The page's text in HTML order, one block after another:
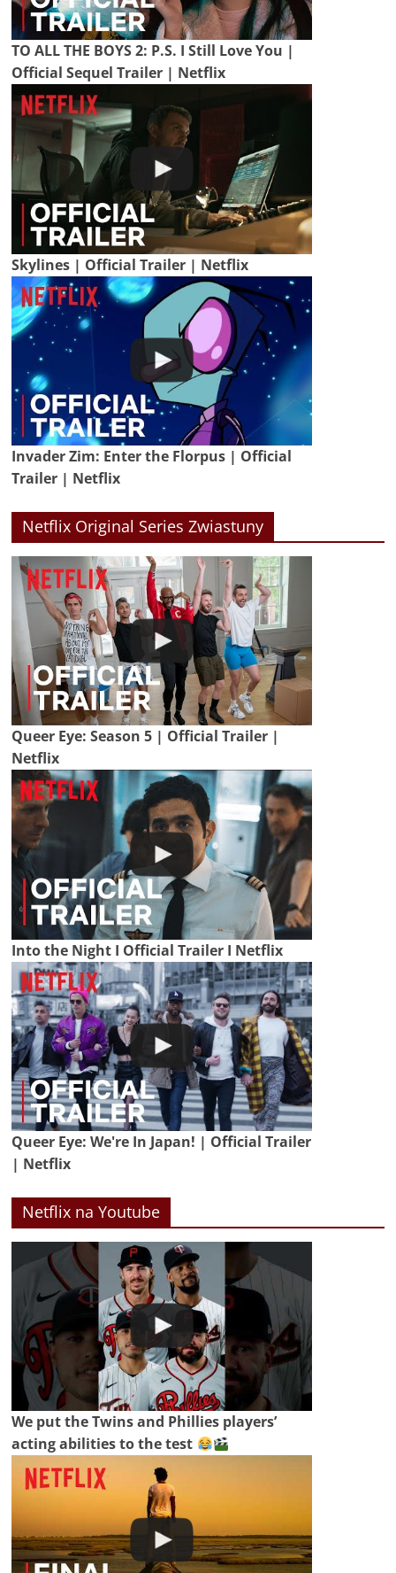
TO ALL THE BOYS 2: P.S. I Still Love You |
Official Sequel Trailer | Netflix
Skylines | Official Trailer | Netflix
Invader Zim: Enter the Florpus | Official
Trailer | Netflix
Netflix Original Series Zwiastuny
Queer Eye: Season 5 | Official Trailer |
Netflix
Into the Night I Official Trailer I Netflix
Queer Eye: We're In Japan! | Official Trailer
| Netflix
Netflix na Youtube
We put the Twins and Phillies players’
acting abilities to the test